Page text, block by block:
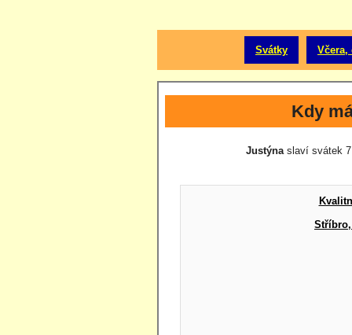
Svátky Včera,
Kdy
Justýnaslaví svátek